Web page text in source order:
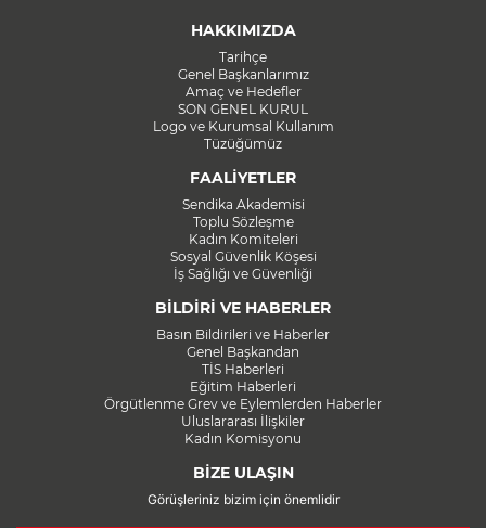
HAKKIMIZDA
Tarihçe
Genel Başkanlarımız
Amaç ve Hedefler
SON GENEL KURUL
Logo ve Kurumsal Kullanım
Tüzüğümüz
FAALİYETLER
Sendika Akademisi
Toplu Sözleşme
Kadın Komiteleri
Sosyal Güvenlik Köşesi
İş Sağlığı ve Güvenliği
BİLDİRİ VE HABERLER
Basın Bildirileri ve Haberler
Genel Başkandan
TİS Haberleri
Eğitim Haberleri
Örgütlenme Grev ve Eylemlerden Haberler
Uluslararası İlişkiler
Kadın Komisyonu
BİZE ULAŞIN
Görüşleriniz bizim için önemlidir